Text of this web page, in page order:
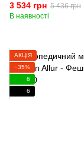
3 534 грн 5 436 грн
В наявності
АКЦІЯ
−35%
6
6